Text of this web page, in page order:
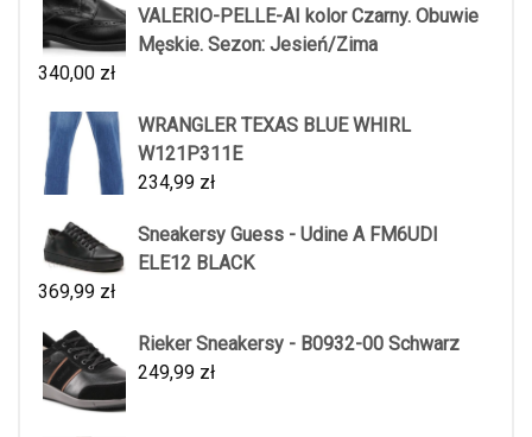
VALERIO-PELLE-AI kolor Czarny. Obuwie
Męskie. Sezon: Jesień/Zima
340,00 zł
WRANGLER TEXAS BLUE WHIRL
W121P311E
234,99 zł
Sneakersy Guess - Udine A FM6UDI
ELE12 BLACK
369,99 zł
Rieker Sneakersy - B0932-00 Schwarz
249,99 zł